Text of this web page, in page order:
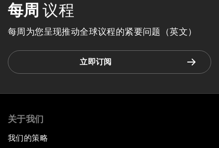
每周 议程
每周为您呈现推动全球议程的紧要问题（英文）
立即订阅
关于我们
我们的策略